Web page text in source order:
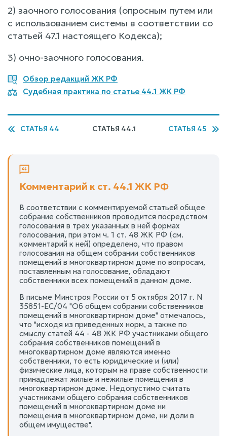
2) заочного голосования (опросным путем или
с использованием системы в соответствии со
статьей 47.1 настоящего Кодекса);
3) очно-заочного голосования.
Обзор редакций ЖК РФ
Судебная практика по статье 44.1 ЖК РФ
СТАТЬЯ 44 СТАТЬЯ 44.1 СТАТЬЯ 45
Комментарий к ст. 44.1 ЖК РФ
В соответствии с комментируемой статьей общее
собрание собственников проводится посредством
голосования в трех указанных в ней формах
голосования, при этом ч. 1 ст. 48 ЖК РФ (см.
комментарий к ней) определено, что правом
голосования на общем собрании собственников
помещений в многоквартирном доме по вопросам,
поставленным на голосование, обладают
собственники всех помещений в данном доме.
В письме Минстроя России от 5 октября 2017 г. N
35851-ЕС/04 "Об общем собрании собственников
помещений в многоквартирном доме" отмечалось,
что "исходя из приведенных норм, а также по
смыслу статей 44 - 48 ЖК РФ участниками общего
собрания собственников помещений в
многоквартирном доме являются именно
собственники, то есть юридические и (или)
физические лица, которым на праве собственности
принадлежат жилые и нежилые помещения в
многоквартирном доме. Недопустимо считать
участниками общего собрания собственников
помещений в многоквартирном доме ни
помещения в многоквартирном доме, ни доли в
общем имуществе".